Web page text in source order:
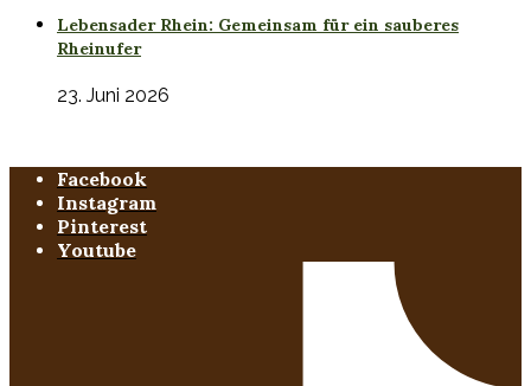
Lebensader Rhein: Gemeinsam für ein sauberes
Rheinufer
23. Juni 2026
Facebook
Instagram
Pinterest
Youtube